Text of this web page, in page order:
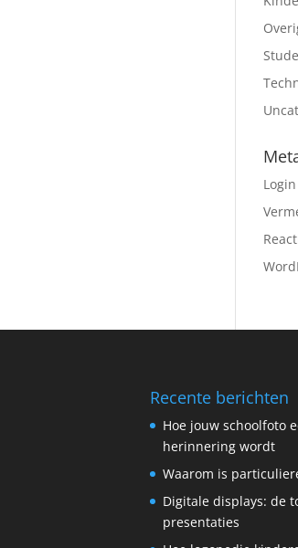
Login
Recente berichten
Hoe jouw schoolfoto
herinnering wordt
Waarom is
Digitale displays: de
presentaties